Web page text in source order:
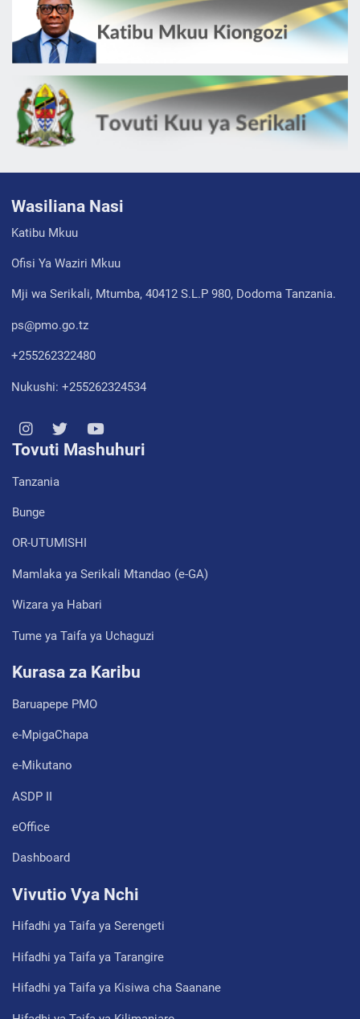
Wasiliana Nasi
Katibu Mkuu
Ofisi Ya Waziri Mkuu
Mji wa Serikali, Mtumba, 40412 S.L.P 980, Dodoma Tanzania.
ps@pmo.go.tz
+255262322480
Nukushi: +255262324534
Tovuti Mashuhuri
Tanzania
Bunge
OR-UTUMISHI
Mamlaka ya Serikali Mtandao (e-GA)
Wizara ya Habari
Tume ya Taifa ya Uchaguzi
Kurasa za Karibu
Baruapepe PMO
e-MpigaChapa
e-Mikutano
ASDP II
eOffice
Dashboard
Vivutio Vya Nchi
Hifadhi ya Taifa ya Serengeti
Hifadhi ya Taifa ya Tarangire
Hifadhi ya Taifa ya Kisiwa cha Saanane